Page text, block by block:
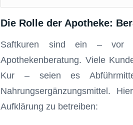
Die Rolle der Apotheke:
Saftkuren sind ein – vor
Apothekenberatung. Viele
Kur – seien es
Nahrungsergänzungsmittel.
Aufklärung zu betreiben: